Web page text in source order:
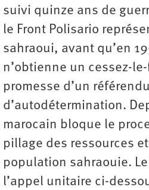
suivi quinze ans de
le Front Polisario
sahraoui, avant qu’en
n’obtienne un cessez-
promesse d’un
d’autodétermination.
marocain bloque le
pillage des ressources
population sahraouie. Le
l’appel unitaire ci-